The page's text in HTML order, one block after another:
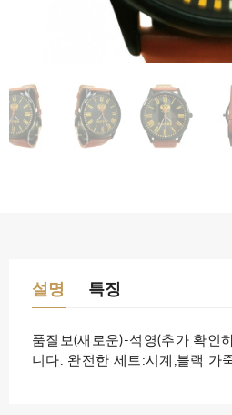
설명 특징
품질보(새로운)-석영(추가 확인
니다. 완전한 세트:시계,블랙 가